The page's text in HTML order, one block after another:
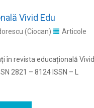
Vivid Edu
(Ciocan)
Articole
în revista educațională Vivid
2821 – 8124 ISSN – L